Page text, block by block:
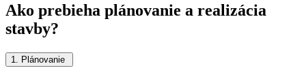
Ako prebieha plánovanie a realizácia
stavby?
1. Plánovanie